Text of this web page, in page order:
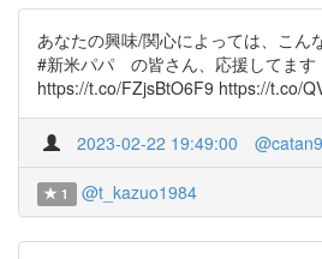
あなたの興味/関心によっては、こん
#新米パパ の皆さん、応援してます
https://t.co/FZjsBtO6F9 https://t.co/
2023-02-22 19:49:00
1 @t_kazuo1984